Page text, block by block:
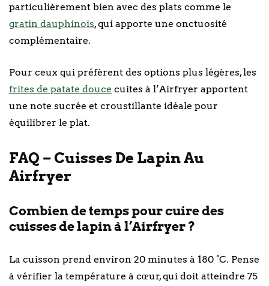
particulièrement bien avec des plats comme le
gratin dauphinois, qui apporte une onctuosité
complémentaire.
Pour ceux qui préfèrent des options plus légères, les
frites de patate douce cuites à l’Airfryer apportent
une note sucrée et croustillante idéale pour
équilibrer le plat.
FAQ – Cuisses De Lapin Au
Airfryer
Combien de temps pour cuire des
cuisses de lapin à l’Airfryer ?
La cuisson prend environ 20 minutes à 180 °C. Pense
à vérifier la température à cœur, qui doit atteindre 75